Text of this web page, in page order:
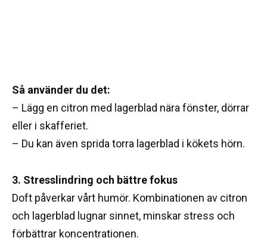
Så använder du det:
– Lägg en citron med lagerblad nära fönster, dörrar
eller i skafferiet.
– Du kan även sprida torra lagerblad i kökets hörn.
3. Stresslindring och bättre fokus
Doft påverkar vårt humör. Kombinationen av citron
och lagerblad lugnar sinnet, minskar stress och
förbättrar koncentrationen.